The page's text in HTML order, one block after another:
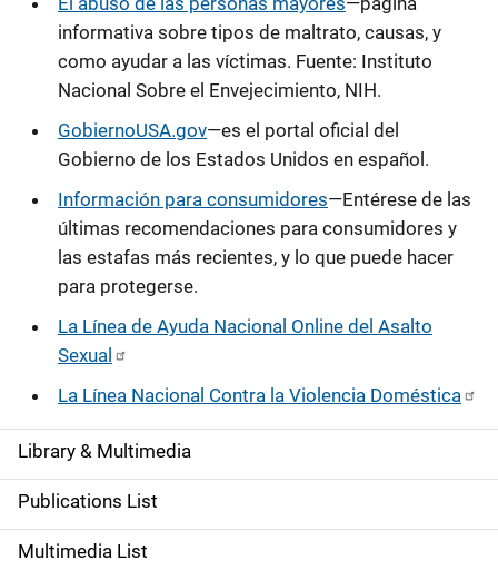
informativa sobre tipos de maltrato, causas, y
como ayudar a las víctimas. Fuente: Instituto
Nacional Sobre el Envejecimiento, NIH.
GobiernoUSA.gov—es el portal oficial del
Gobierno de los Estados Unidos en español.
Información para consumidores—Entérese de las
últimas recomendaciones para consumidores y
las estafas más recientes, y lo que puede hacer
para protegerse.
La Línea de Ayuda Nacional Online del Asalto
Sexual
La Línea Nacional Contra la Violencia Doméstica
S
i
d
Library & Multimedia
Publications List
Multimedia List